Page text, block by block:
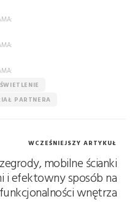
PARTNERA
WCZEŚNIEJSZY ARTYKUŁ
mobilne ścianki
i efektowny sposób na
wnętrza